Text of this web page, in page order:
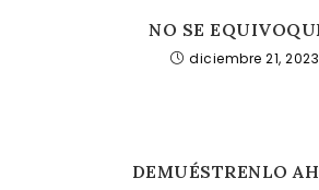
NO SE
diciembre 21, 2023
DEMUÉSTRENLO